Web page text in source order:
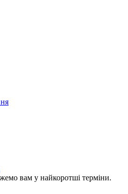
вам у найкоротші терміни.